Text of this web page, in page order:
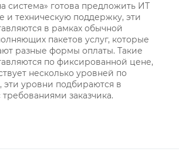
система» готова предложить ИТ
и техническую поддержку, эти
в рамках обычной
пакетов услуг, которые
разные формы оплаты. Такие
по фиксированной цене,
несколько уровней по
уровни подбираются в
требованиями заказчика.